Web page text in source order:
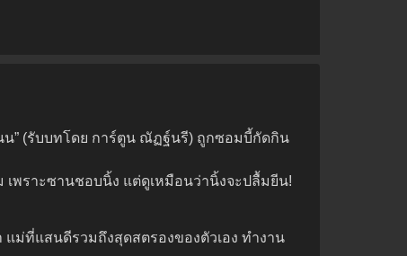
น” (รับบทโดย การ์ตูน ณัฏฐ์นรี) ถูกซอมบี้กัดกิน
พราะซานชอบนิ้ง แต่ดูเหมือนว่านิ้งจะปลื้มยีน!
ม่ที่แสนดีรวมถึงสุดสตรองของตัวเอง ทำงาน